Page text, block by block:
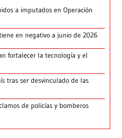
a imputados en Operación
en negativo a junio de 2026
fortalecer la tecnología y el
tras ser desvinculado de las
de policías y bomberos